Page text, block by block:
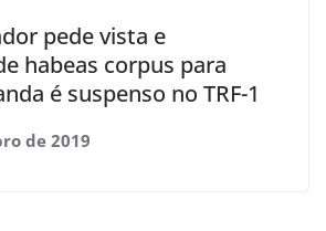
pede vista e
habeas corpus para
é suspenso no TRF-1
de 2019